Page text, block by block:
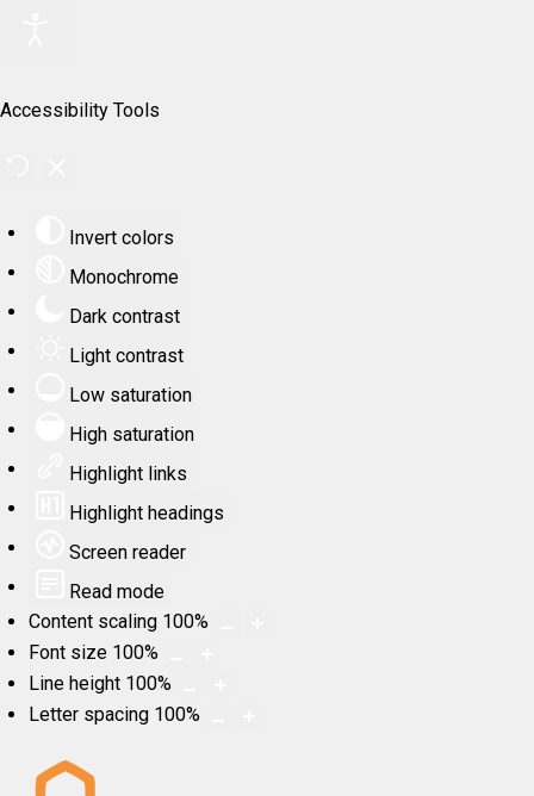
Accessibility Tools
Invert colors
Monochrome
Dark contrast
Light contrast
Low saturation
High saturation
Highlight links
Highlight headings
Screen reader
Read mode
Content scaling 100%
Font size 100%
Line height 100%
Letter spacing 100%